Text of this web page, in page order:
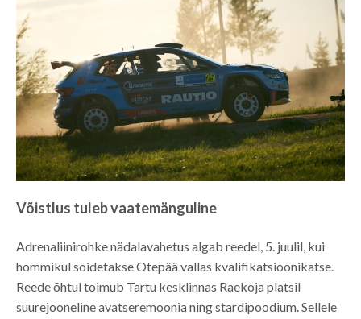
Võistlus tuleb vaatemänguline
Adrenaliinirohke nädalavahetus algab reedel, 5. juulil, kui
hommikul sõidetakse Otepää vallas kvalifikatsioonikatse.
Reede õhtul toimub Tartu kesklinnas Raekoja platsil
suurejooneline avatseremoonia ning stardipoodium. Sellele